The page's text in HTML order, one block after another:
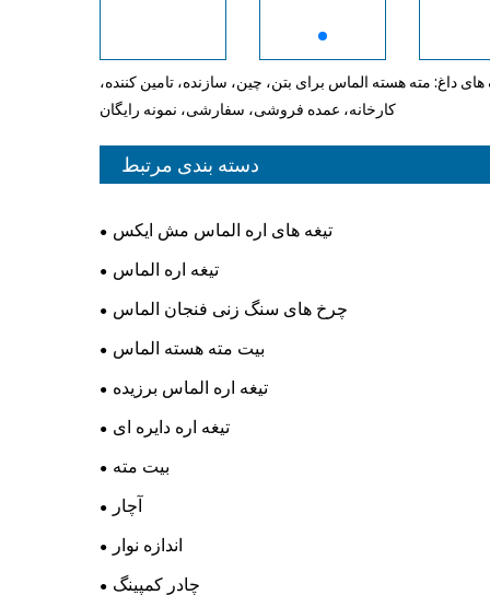
داغ: مته هسته الماس برای بتن، چین، سازنده، تامین کننده،
کارخانه، عمده فروشی، سفارشی، نمونه رایگان
دسته بندی مرتبط
تیغه های اره الماس مش ایکس
تیغه اره الماس
چرخ های سنگ زنی فنجان الماس
بیت مته هسته الماس
تیغه اره الماس برزیده
تیغه اره دایره ای
بیت مته
آچار
اندازه نوار
چادر کمپینگ